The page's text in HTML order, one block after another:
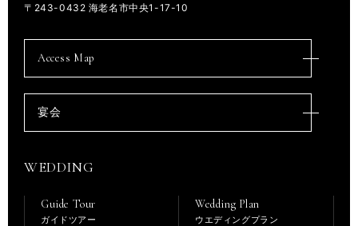
〒243-0432 海老名市中央1-17-10
Access Map
宴会
WEDDING
Guide Tour
ガイドツアー
Wedding Plan
ウエディングプラン